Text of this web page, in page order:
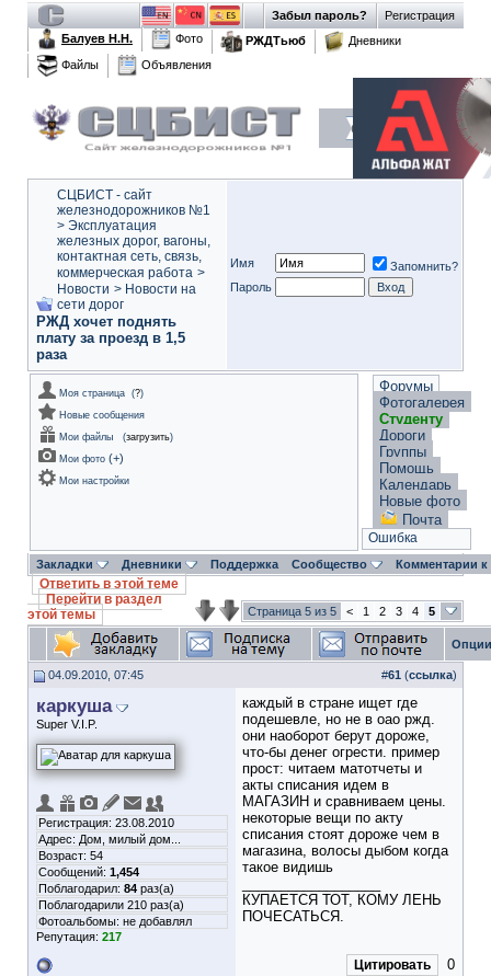
Регистрация
Забыл пароль?
Балуев Н.Н.
Фото РЖДТьюб
Дневники
Файлы
Объявления
СЦБИСТ - сайт
железнодорожников №1
> Эксплуатация
железных дорог, вагоны,
контактная сеть, связь,
коммерческая работа >
Новости > Новости на
сети дорог
РЖД хочет поднять
плату за проезд в 1,5
раза
Имя
Запомнить?
Пароль
Моя страница (?)
Новые сообщения
Мои файлы
(загрузить)
Мои фото (+)
Мои настройки
Форумы
Фотогалерея
Студенту
Дороги
Группы
Помощь
Календарь
Новые фото
Почта
Ошибка
Закладки Дневники Поддержка Сообщество Комментарии
Ответить в этой теме
Перейти в раздел
этой темы
Страница 5 из 5 < 1 2 3 4 5
04.09.2010, 07:45 #61 (ссылка)
каркуша
Super V.I.P.
Регистрация: 23.08.2010
Адрес: Дом, милый дом...
Возраст: 54
Сообщений: 1,454
Поблагодарил: 84 раз(а)
Поблагодарили 210 раз(а)
Фотоальбомы: не добавлял
Репутация: 217
каждый в стране ищет где
подешевле, но не в оао ржд.
они наоборот берут дороже,
что-бы денег огрести. пример
прост: читаем матотчеты и
акты списания идем в
МАГАЗИН и сравниваем цены.
некоторые вещи по акту
списания стоят дороже чем в
магазина, волосы дыбом когда
такое видишь
КУПАЕТСЯ ТОТ, КОМУ ЛЕНЬ
ПОЧЕСАТЬСЯ.
Цитировать 0